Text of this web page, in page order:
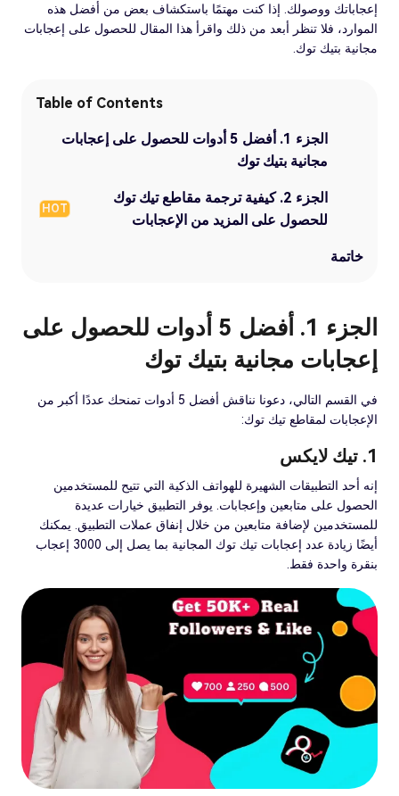
إعجاباتك ووصولك. إذا كنت مهتمًا باستكشاف بعض من أفضل هذه
الموارد، فلا تنظر أبعد من ذلك واقرأ هذا المقال للحصول على إعجابات
مجانية بتيك توك.
Table of Contents
الجزء 1. أفضل 5 أدوات للحصول على إعجابات
مجانية بتيك توك
الجزء 2. كيفية ترجمة مقاطع تيك توك
للحصول على المزيد من الإعجابات
HOT
خاتمة
الجزء 1. أفضل 5 أدوات للحصول على
إعجابات مجانية بتيك توك
في القسم التالي، دعونا نناقش أفضل 5 أدوات تمنحك عددًا أكبر من
الإعجابات لمقاطع تيك توك:
1. تيك لايكس
إنه أحد التطبيقات الشهيرة للهواتف الذكية التي تتيح للمستخدمين
الحصول على متابعين وإعجابات. يوفر التطبيق خيارات عديدة
للمستخدمين لإضافة متابعين من خلال إنفاق عملات التطبيق. يمكنك
أيضًا زيادة عدد إعجابات تيك توك المجانية بما يصل إلى 3000 إعجاب
بنقرة واحدة فقط.